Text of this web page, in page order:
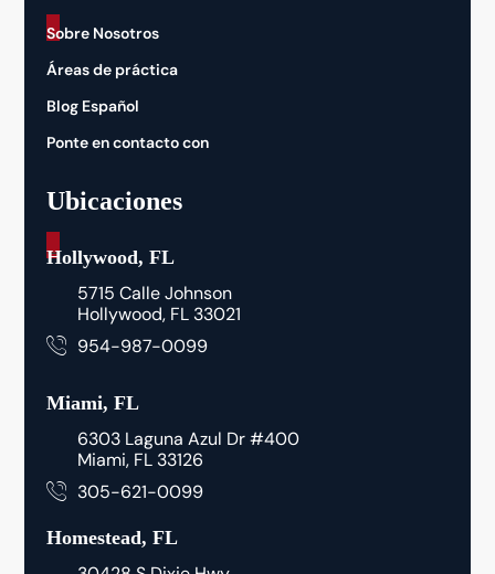
_
Sobre Nosotros
Áreas de práctica
Blog Español
Ponte en contacto con
Ubicaciones
_
Hollywood, FL
5715 Calle Johnson
Hollywood, FL 33021
954-987-0099
Miami, FL
6303 Laguna Azul Dr #400
Miami, FL 33126
305-621-0099
Homestead, FL